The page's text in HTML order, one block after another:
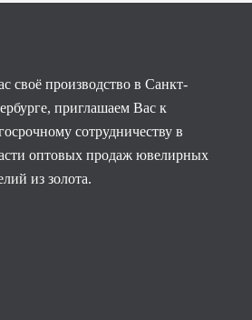
своё производство в Санкт-
приглашаем Вас к
сотрудничеству в
оптовых продаж ювелирных
из золота.